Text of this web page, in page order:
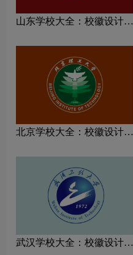
山东学校大全：校徽设计理
北京学校大全：校徽设计理
武汉学校大全：校徽设计理